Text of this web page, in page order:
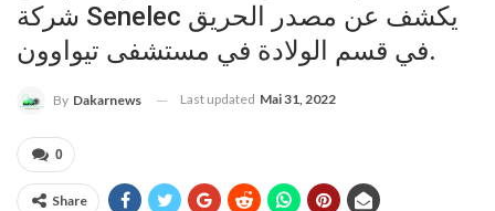
شركة Senelec يكشف عن مصدر الحريق
في قسم الولادة في مستشفى تيواوون.
By Dakarnews Last updated Mai 31, 2022
0
Share